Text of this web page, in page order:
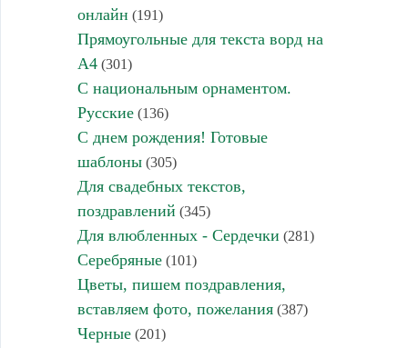
онлайн (191)
Прямоугольные для текста ворд на
А4(301)
С национальным орнаментом.
Русские(136)
С днем рождения! Готовые
шаблоны(305)
Для свадебных текстов,
поздравлений (345)
Для влюбленных - Сердечки (281)
Серебряные(101)
Цветы, пишем поздравления,
вставляем фото, пожелания(387)
Черные(201)